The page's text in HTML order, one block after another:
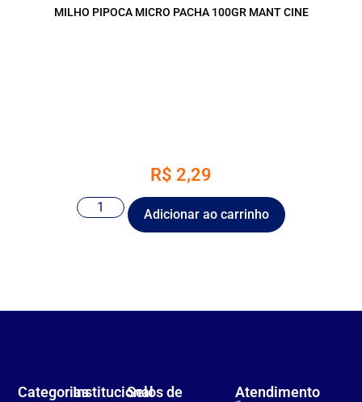
MILHO PIPOCA MICRO PACHA 100GR MANT CINE
R$ 2,29
Adicionar ao carrinho
Institucional
Categorias Atendimento
Selos de